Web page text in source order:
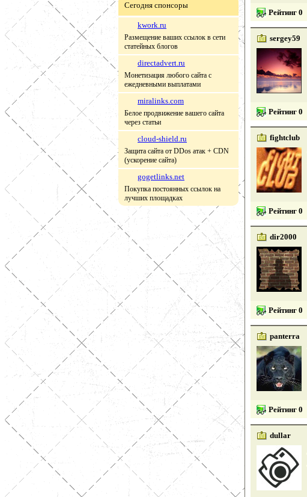
Сегодня спонсоры
kwork.ru
Размещение ваших ссылок в сети
статейных блогов
directadvert.ru
Монетизация любого сайта с
ежедневными выплатами
miralinks.com
Белое продвижение вашего сайта
через статьи
cloud-shield.ru
Защита сайта от DDos атак + CDN
(ускорение сайта)
gogetlinks.net
Покупка постоянных ссылок на
лучших площадках
Рейтинг 0
sergey59
Рейтинг 0
fightclub
Рейтинг 0
dir2000
Рейтинг 0
panterra
Рейтинг 0
dullar